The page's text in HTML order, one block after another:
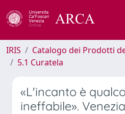
IRIS Catalogo dei Prodotti
5.1 Curatela
«L'incanto è
ineffabile».